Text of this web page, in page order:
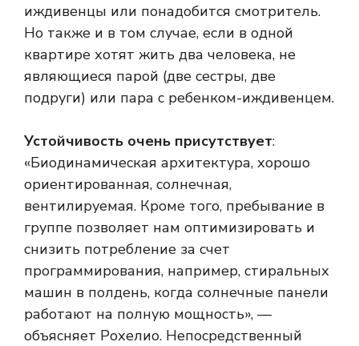
иждивенцы или понадобится смотритель.
Но также и в том случае, если в одной
квартире хотят жить два человека, не
являющиеся парой (две сестры, две
подруги) или пара с ребенком-иждивенцем.
Устойчивость очень присутствует:
«Биодинамическая архитектура, хорошо
ориентированная, солнечная,
вентилируемая. Кроме того, пребывание в
группе позволяет нам оптимизировать и
снизить потребление за счет
программирования, например, стиральных
машин в полдень, когда солнечные панели
работают на полную мощность», —
объясняет Рохелио. Непосредственный